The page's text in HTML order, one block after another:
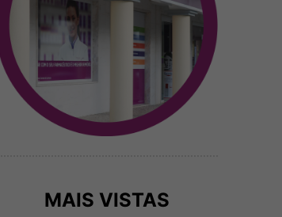
MAIS VISTAS